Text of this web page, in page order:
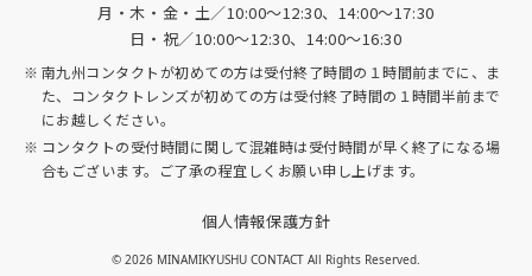
月・木・金・土／10:00～12:30、14:00～17:30
日・祝／10:00～12:30、14:00～16:30
南九州コンタクトが初めての方は受付終了時間の１時間前までに、ま
た、コンタクトレンズが初めての方は受付終了時間の１時間半前まで
にお越しください。
コンタクトの受付時間に関して混雑時は受付時間が早く終了になる場
合もございます。ご了承の程宜しくお願い申し上げます。
個人情報保護方針
© 2026 MINAMIKYUSHU CONTACT All Rights Reserved.